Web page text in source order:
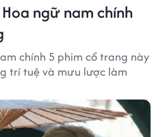
ngữ nam chính
chính 5 phim cổ trang này
trí tuệ và mưu lược làm